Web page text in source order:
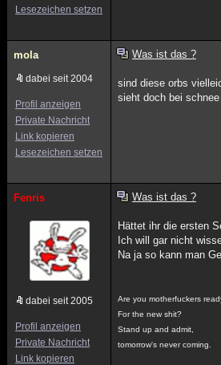
Lesezeichen setzen
mola
dabei seit 2004
Profil anzeigen
Private Nachricht
Link kopieren
Lesezeichen setzen
Was ist das ?
sind diese orbs
sieht doch bei
Fenris
dabei seit 2005
Profil anzeigen
Private Nachricht
Link kopieren
Was ist das ?
Hättet ihr die ersten
Ich will gar nicht
Na ja so kann man
Are you motherfuckers
For the new shit?
Stand up and admit,
tomorrow's never coming.